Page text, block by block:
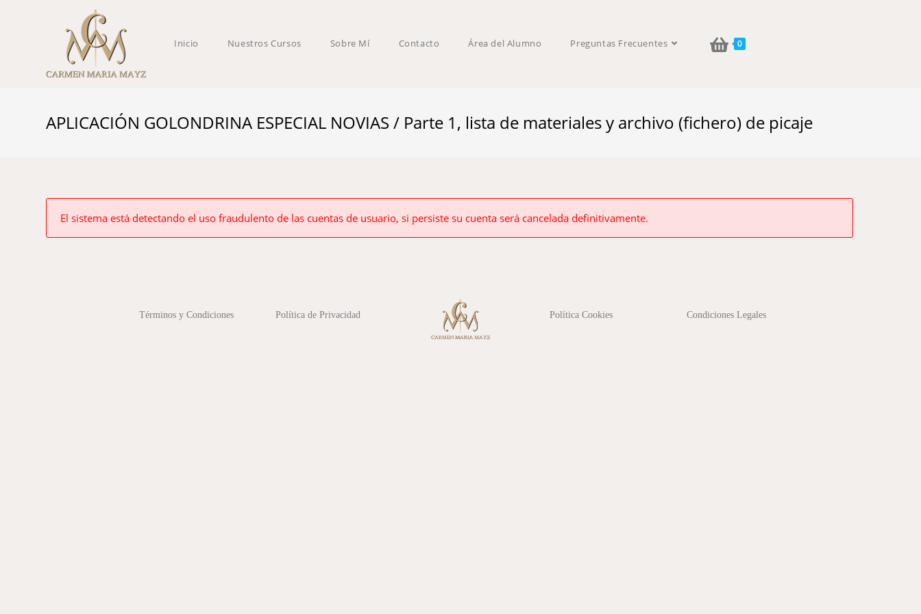
Inicio Nuestros Cursos Sobre Mí Contacto Área del Alumno Preguntas Frecuentes 0
APLICACIÓN GOLONDRINA ESPECIAL NOVIAS / Parte 1, lista de materiales y archivo (fichero) de picaje
El sistema está detectando el uso fraudulento de las cuentas de usuario, si persiste su cuenta será cancelada definitivamente.
Términos y Condiciones Política de Privacidad Política Cookies Condiciones Legales